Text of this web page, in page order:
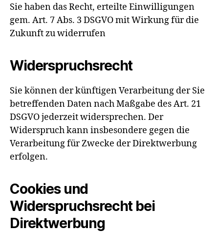
Sie haben das Recht, erteilte Einwilligungen
gem. Art. 7 Abs. 3 DSGVO mit Wirkung für die
Zukunft zu widerrufen
Widerspruchsrecht
Sie können der künftigen Verarbeitung der Sie
betreffenden Daten nach Maßgabe des Art. 21
DSGVO jederzeit widersprechen. Der
Widerspruch kann insbesondere gegen die
Verarbeitung für Zwecke der Direktwerbung
erfolgen.
Cookies und
Widerspruchsrecht bei
Direktwerbung